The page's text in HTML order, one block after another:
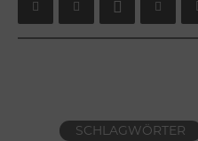
SCHLAGWÖRTER